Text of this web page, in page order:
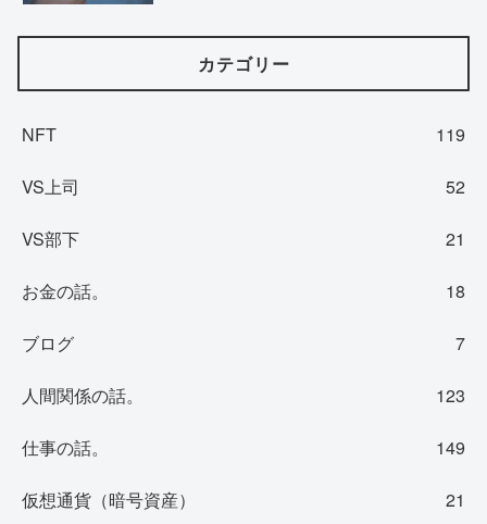
カテゴリー
NFT 119
VS上司 52
VS部下 21
お金の話。 18
ブログ 7
人間関係の話。 123
仕事の話。 149
仮想通貨（暗号資産） 21